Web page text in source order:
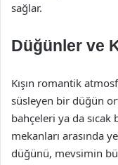
sağlar.
Düğünler ve
Kışın romantik
süsleyen bir düğün
bahçeleri ya da
mekanları arasında
düğünü, mevsimin